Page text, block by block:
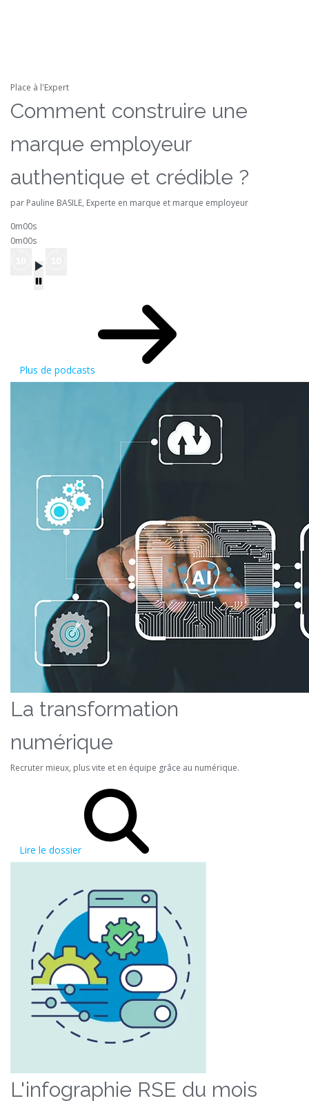
Place à l'Expert
Comment construire une
marque employeur
authentique et crédible ?
par Pauline BASILE, Experte en marque et marque employeur
0m00s
0m00s
Plus de podcasts
La transformation
numérique
Recruter mieux, plus vite et en équipe grâce au numérique.
Lire le dossier
L'infographie RSE du mois